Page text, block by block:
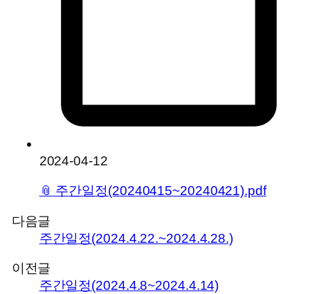
2024-04-12
📎 주간일정(20240415~20240421).pdf
다음글
주간일정(2024.4.22.~2024.4.28.)
이전글
주간일정(2024.4.8~2024.4.14)